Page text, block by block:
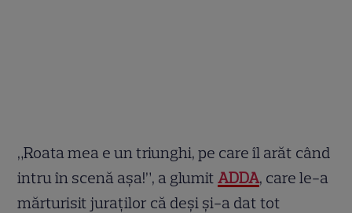
„Roata mea e un triunghi, pe care îl arăt când
intru în scenă așa!”, a glumitADDA, care le-a
mărturisit juraţilor că deşi şi-a dat tot